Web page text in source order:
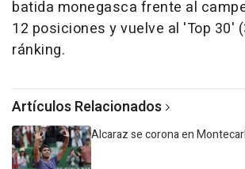
batida monegasca frente al
12 posiciones y vuelve al 'Top 30'
ránking.
Artículos Relacionados
Alcaraz se corona en